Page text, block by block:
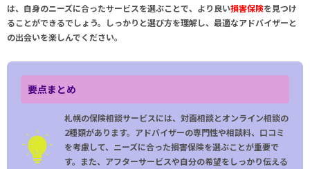
は、自身のニーズに合ったサービスを選ぶことで、より良い損害保険を見つけ
ることができるでしょう。しっかりと選び方を理解し、最適なアドバイザーと
の出会いを楽しんでください。
要点まとめ
札幌の保険相談サービスには、対面相談とオンライン相談の
2種類があります。アドバイザーの専門性や相談料、口コミ
を考慮して、ニーズに合った損害保険を選ぶことが重要で
す。また、アフターサービスや自分の希望をしっかり伝える